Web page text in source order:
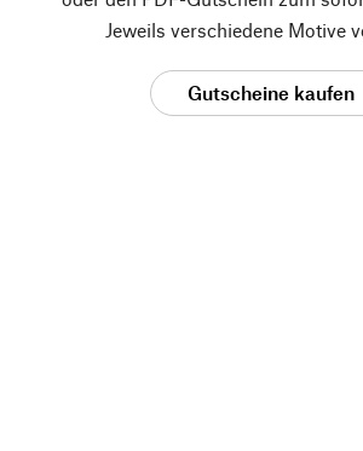
Jeweils verschiedene Motive
Gutscheine kaufen